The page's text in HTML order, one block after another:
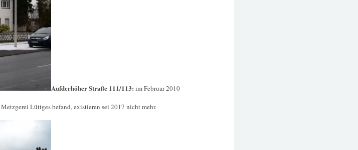
Aufderhöher Straße 111/113: im Februar 2010
Lüttges befand, existieren sei 2017 nicht mehr.